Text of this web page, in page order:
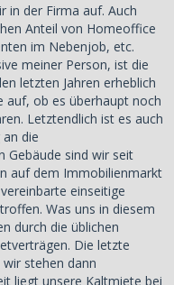
in der Firma auf. Auch
Anteil von Homeoffice
im Nebenjob, etc.
meiner Person, ist die
letzten Jahren erheblich
auf, ob es überhaupt noch
Letztendlich ist es auch
die
Gebäude sind wir seit
auf dem Immobilienmarkt
einseitige
Was uns in diesem
durch die üblichen
Die letzte
stehen dann
liegt unsere Kaltmiete bei